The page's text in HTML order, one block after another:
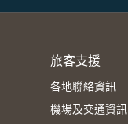
旅客支援
各地聯絡資訊
機場及交通資訊